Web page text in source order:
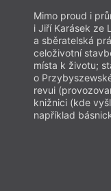
Mimo proud i
i Jiří Karásek ze
a sběratelská
celoživotní
místa k životu;
o
revui
knižnici (kde
například